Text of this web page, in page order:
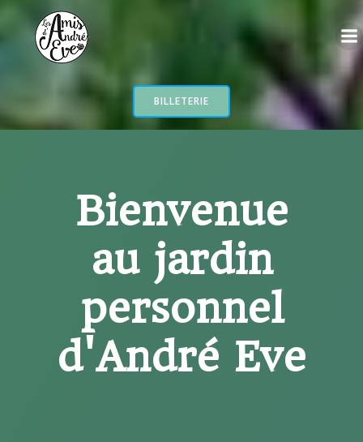
BILLETERIE
Bienvenue
au jardin
personnel
d'André Eve